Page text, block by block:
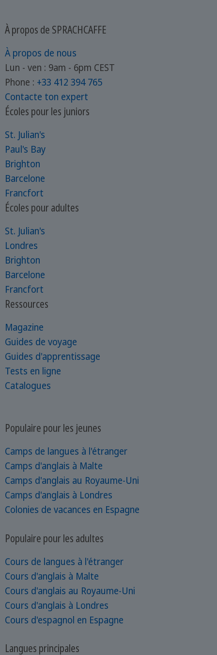
À propos de SPRACHCAFFE
À propos de nous
Lun - ven : 9am - 6pm CEST
Phone : +33 412 394 765
Contacte ton expert
Écoles pour les juniors
St. Julian's
Paul's Bay
Brighton
Barcelone
Francfort
Écoles pour adultes
St. Julian's
Londres
Brighton
Barcelone
Francfort
Ressources
Magazine
Guides de voyage
Guides d'apprentissage
Tests en ligne
Catalogues
Populaire pour les jeunes
Camps de langues à l'étranger
Camps d'anglais à Malte
Camps d'anglais au Royaume-Uni
Camps d'anglais à Londres
Colonies de vacances en Espagne
Populaire pour les adultes
Cours de langues à l'étranger
Cours d'anglais à Malte
Cours d'anglais au Royaume-Uni
Cours d'anglais à Londres
Cours d'espagnol en Espagne
Langues principales